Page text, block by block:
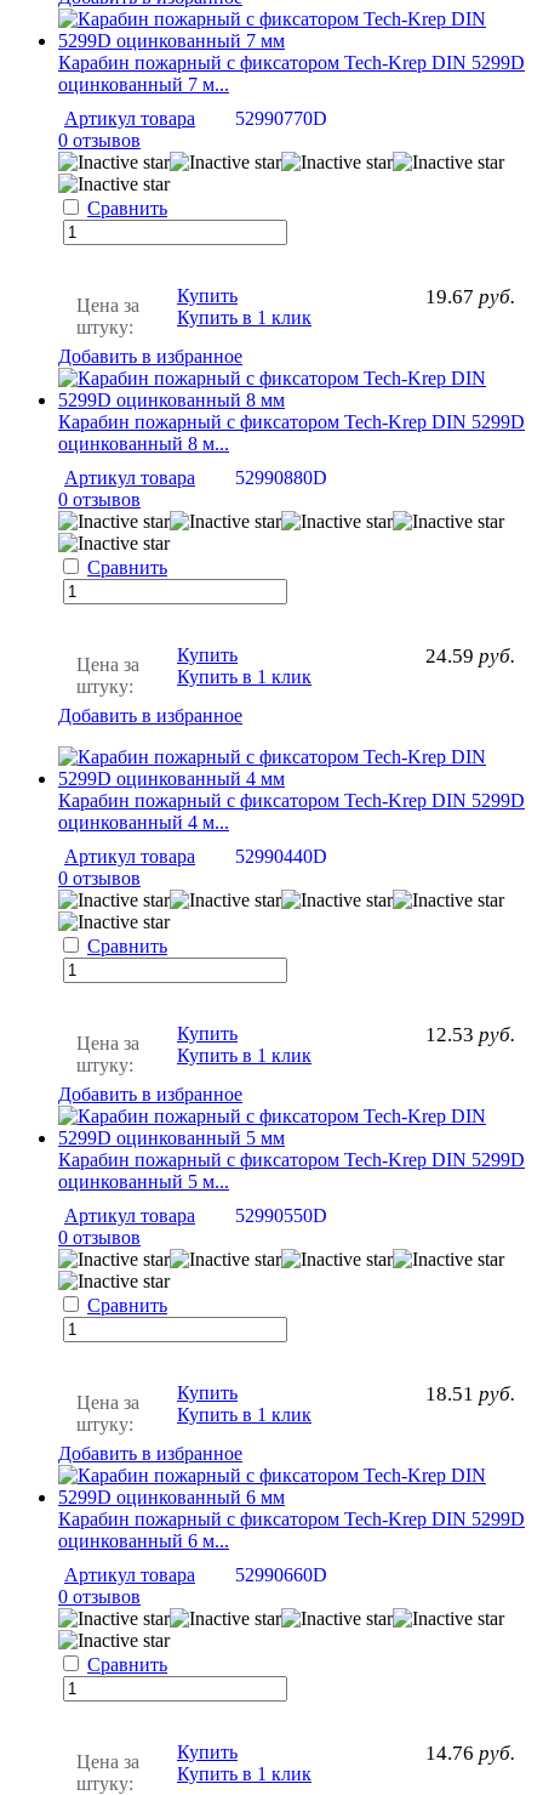
Карабин пожарный с фиксатором Tech-Krep DIN 5299D
оцинкованный 7 м...
Артикул товара
52990770D
0 отзывов
Сравнить
Цена за
штуку:
19.67 руб.
Купить
Купить в 1 клик
Добавить в избранное
Карабин пожарный с фиксатором Tech-Krep DIN 5299D
оцинкованный 8 м...
Артикул товара
52990880D
0 отзывов
Сравнить
Цена за
штуку:
24.59 руб.
Купить
Купить в 1 клик
Добавить в избранное
Карабин пожарный с фиксатором Tech-Krep DIN 5299D
оцинкованный 4 м...
Артикул товара
52990440D
0 отзывов
Сравнить
Цена за
штуку:
12.53 руб.
Купить
Купить в 1 клик
Добавить в избранное
Карабин пожарный с фиксатором Tech-Krep DIN 5299D
оцинкованный 5 м...
Артикул товара
52990550D
0 отзывов
Сравнить
Цена за
штуку:
18.51 руб.
Купить
Купить в 1 клик
Добавить в избранное
Карабин пожарный с фиксатором Tech-Krep DIN 5299D
оцинкованный 6 м...
Артикул товара
52990660D
0 отзывов
Сравнить
Цена за
штуку:
14.76 руб.
Купить
Купить в 1 клик